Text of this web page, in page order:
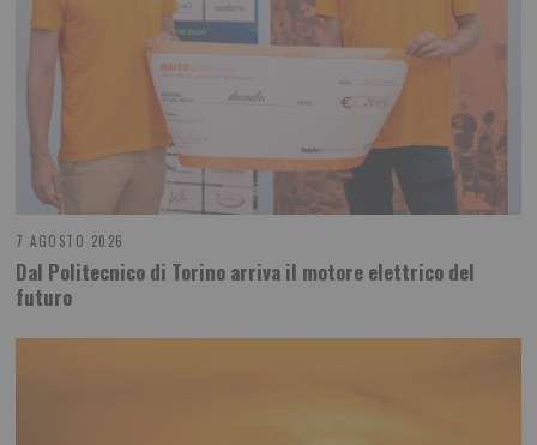
7 AGOSTO 2026
Dal Politecnico di Torino arriva il motore elettrico del
futuro